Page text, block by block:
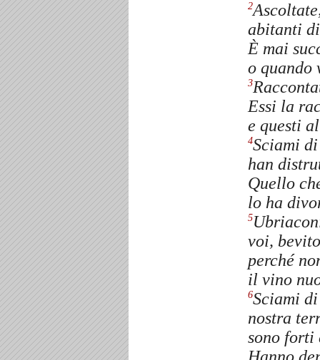
2
abitanti
È mai
o quando
3
Essi la
e questi
4Sciami
han
Quello
lo ha
5
voi,
perché
il vino
6Sciami
nostra
sono forti